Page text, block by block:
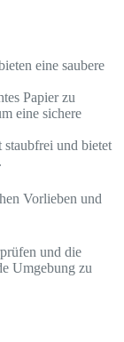
eine saubere
Papier zu
eine sichere
staubfrei und bietet
Vorlieben und
und die
Umgebung zu